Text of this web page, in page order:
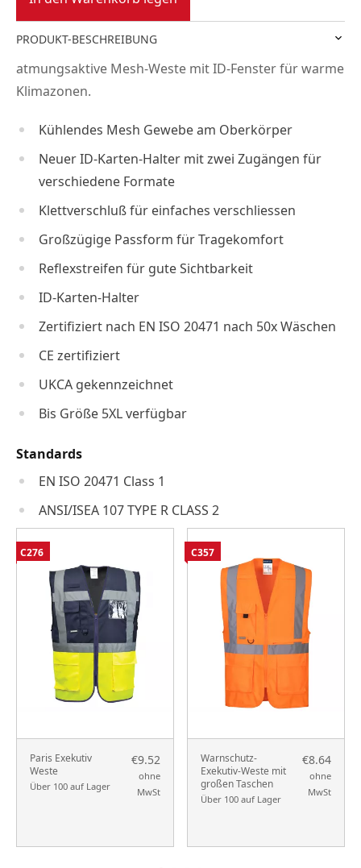
PRODUKT-BESCHREIBUNG
atmungsaktive Mesh-Weste mit ID-Fenster für warme
Klimazonen.
Kühlendes Mesh Gewebe am Oberkörper
Neuer ID-Karten-Halter mit zwei Zugängen für
verschiedene Formate
Klettverschluß für einfaches verschliessen
Großzügige Passform für Tragekomfort
Reflexstreifen für gute Sichtbarkeit
ID-Karten-Halter
Zertifiziert nach EN ISO 20471 nach 50x Wäschen
CE zertifiziert
UKCA gekennzeichnet
Bis Größe 5XL verfügbar
Standards
EN ISO 20471 Class 1
ANSI/ISEA 107 TYPE R CLASS 2
Paris Exekutiv
Weste
Über 100 auf Lager
€9.52
ohne
MwSt
C276
Warnschutz-
Exekutiv-Weste mit
großen Taschen
Über 100 auf Lager
€8.64
ohne
MwSt
C357